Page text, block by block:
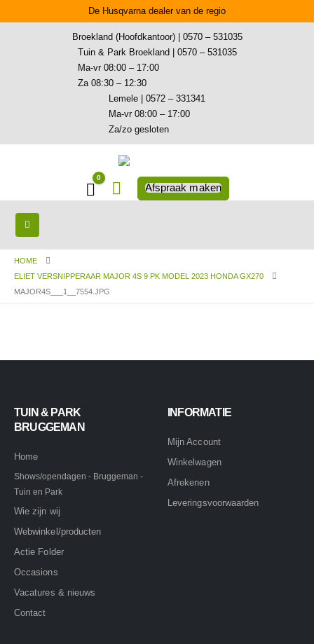
De Husqvarna dealer van de regio
Broekland (Hoofdkantoor) | 0570 – 531035
Tuin & Park Broekland | 0570 – 531035
Ma-vr 08:00 – 17:00
Za 08:30 – 12:30
Lemele | 0572 – 331341
Ma-vr 08:00 – 17:00
Za/zo gesloten
Winkelwagen
0
Afspraak maken
HOME
ELIET VERSNIPPERAAR MAJOR 4S 9 PK MODEL 2023 HONDA GX270
MAJOR4S___1__7554.JPG
TUIN & PARK
BRUGGEMAN
Home
Shows/opendagen - Bruggeman -
Tuin en Park
Wie zijn wij
Webwinkel/producten
Actie Folder
Occasions
Vacatures & nieuws
Contact
INFORMATIE
Mijn Account
Winkelwagen
Afrekenen
Leveringsvoorwaarden